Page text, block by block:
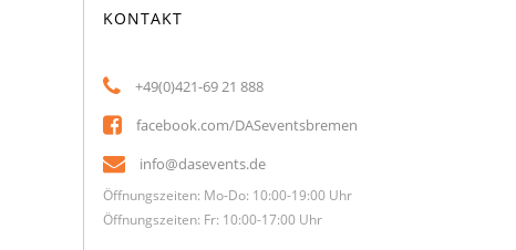
KONTAKT
+49(0)421-69 21 888
facebook.com/DASeventsbremen
info@dasevents.de
Öffnungszeiten: Mo-Do: 10:00-19:00 Uhr
Öffnungszeiten: Fr: 10:00-17:00 Uhr